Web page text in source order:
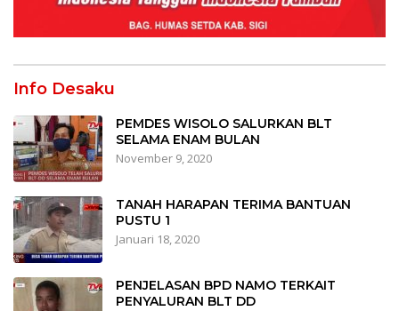
Info Desaku
PEMDES WISOLO SALURKAN BLT
SELAMA ENAM BULAN
November 9, 2020
TANAH HARAPAN TERIMA BANTUAN
PUSTU 1
Januari 18, 2020
PENJELASAN BPD NAMO TERKAIT
PENYALURAN BLT DD